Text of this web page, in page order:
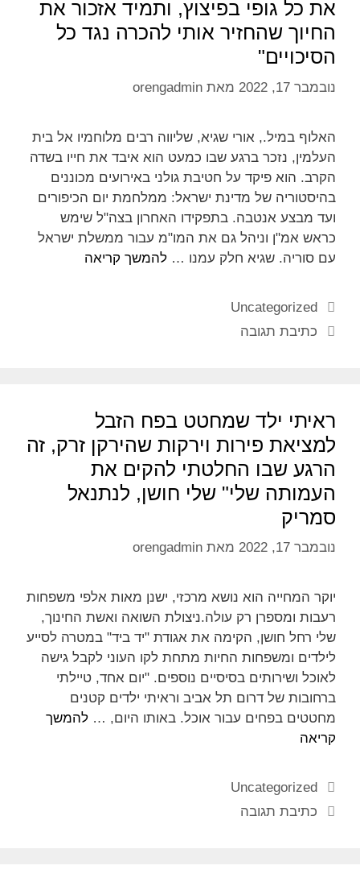
את כל גופי בפיצוץ, ותמיד אזכור את
החיוך שהחזיר אותי להכרה נגד כל
הסיכויים"
נובמבר 17, 2022 מאת orengadmin
האלוף במיל., אורי שגיא, שליווה רבים מלוחמיו אל בית
העלמין, נזכר ברגע שבו כמעט הוא איבד את חייו בשדה
הקרב. הוא פיקד על חטיבת גולני באירועים מכוננים
בהיסטוריה של מדינת ישראל: ממלחמת יום הכיפורים
ועד מבצע אנטבה. בתפקידו האחרון בצה"ל שימש
כראש אמ"ן וניהל גם את המו"מ עבור ממשלת ישראל
עם סוריה. שגיא חלק עמנו … להמשך קריאה
Uncategorized
כתיבת תגובה
ראיתי ילד שמחטט בפח הזבל
למציאת פירות וירקות שהירקן זרק, זה
הרגע שבו החלטתי להקים את
העמותה שלי" שלי חושן, לנתנאל
סמריק
נובמבר 17, 2022 מאת orengadmin
יוקר המחייה הוא נושא מרכזי, ישנן מאות אלפי משפחות
רעבות ומספרן רק עולה.ניצולת השואה ואשת החינוך,
שלי רחל חושן, הקימה את אגודת "יד ביד" במטרה לסייע
לילדים ומשפחות החיות מתחת לקו העוני לקבל גישה
לאוכל ושירותים בסיסיים נוספים. "יום אחד, טיילתי
ברחובות של דרום תל אביב וראיתי ילדים קטנים
מחטטים בפחים עבור אוכל. באותו היום, … להמשך
קריאה
Uncategorized
כתיבת תגובה